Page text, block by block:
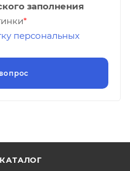
заполнения
*
персональных